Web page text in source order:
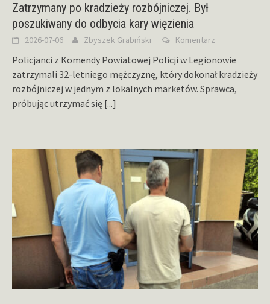
Zatrzymany po kradzieży rozbójniczej. Był
poszukiwany do odbycia kary więzienia
2026-07-06 Zbyszek Grabiński Komentarz
Policjanci z Komendy Powiatowej Policji w Legionowie
zatrzymali 32-letniego mężczyznę, który dokonał kradzieży
rozbójniczej w jednym z lokalnych marketów. Sprawca,
próbując utrzymać się [...]